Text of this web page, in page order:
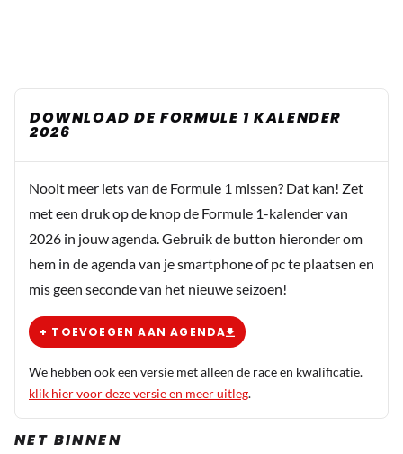
DOWNLOAD DE FORMULE 1 KALENDER
2026
Nooit meer iets van de Formule 1 missen? Dat kan! Zet
met een druk op de knop de Formule 1-kalender van
2026 in jouw agenda. Gebruik de button hieronder om
hem in de agenda van je smartphone of pc te plaatsen en
mis geen seconde van het nieuwe seizoen!
+ TOEVOEGEN AAN AGENDA
We hebben ook een versie met alleen de race en kwalificatie.
klik hier voor deze versie en meer uitleg.
NET BINNEN